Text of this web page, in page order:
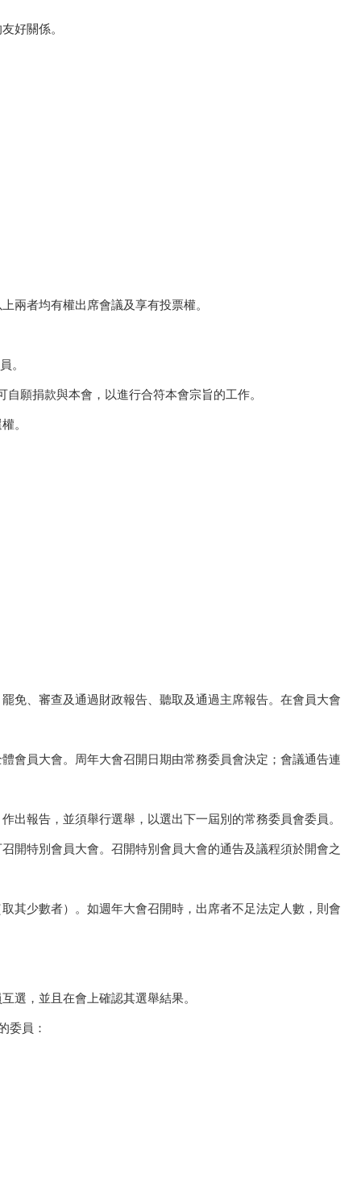
好關係。
兩者均有權出席會議及享有投票權。
。
願捐款與本會，以進行合符本會宗旨的工作。
。
免、審查及通過財政報告、聽取及通過主席報告。在會員大會
會員大會。周年大會召開日期由常務委員會決定；會議通告連
報告，並須舉行選舉，以選出下一屆別的常務委員會委員。
開特別會員大會。召開特別會員大會的通告及議程須於開會之
其少數者）。如週年大會召開時，出席者不足法定人數，則會
選，並且在會上確認其選舉結果。
委員：